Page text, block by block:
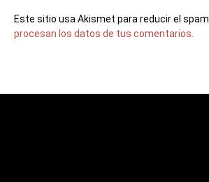
Este sitio usa Akismet para reducir el spam.
procesan los datos de tus comentarios.